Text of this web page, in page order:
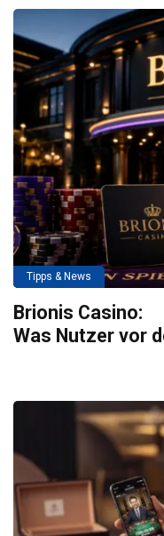
Tipps & News
Brionis Casino:
Was Nutzer vor